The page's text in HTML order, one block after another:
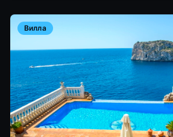
Вилла